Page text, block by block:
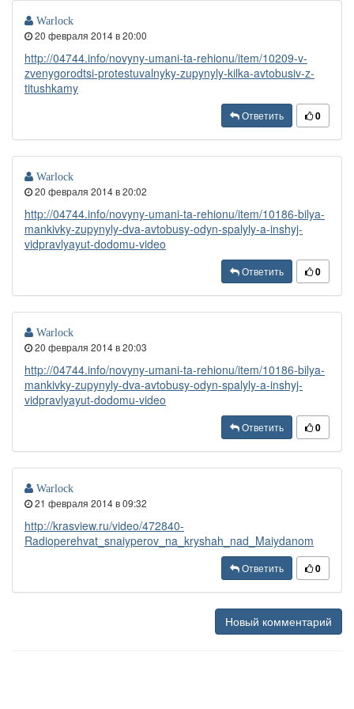
Warlock
20 февраля 2014 в 20:00
http://04744.info/novyny-umani-ta-rehionu/item/10209-v-
zvenygorodtsi-protestuvalnyky-zupynyly-kilka-avtobusiv-z-
titushkamy
Ответить 0
Warlock
20 февраля 2014 в 20:02
http://04744.info/novyny-umani-ta-rehionu/item/10186-bilya-
mankivky-zupynyly-dva-avtobusy-odyn-spalyly-a-inshyj-
vidpravlyayut-dodomu-video
Ответить 0
Warlock
20 февраля 2014 в 20:03
http://04744.info/novyny-umani-ta-rehionu/item/10186-bilya-
mankivky-zupynyly-dva-avtobusy-odyn-spalyly-a-inshyj-
vidpravlyayut-dodomu-video
Ответить 0
Warlock
21 февраля 2014 в 09:32
http://krasview.ru/video/472840-
Radioperehvat_snaiyperov_na_kryshah_nad_Maiydanom
Ответить 0
Новый комментарий